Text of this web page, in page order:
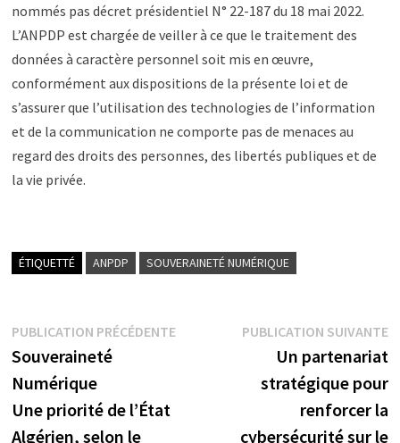
nommés pas décret présidentiel N° 22-187 du 18 mai 2022.
L’ANPDP est chargée de veiller à ce que le traitement des
données à caractère personnel soit mis en œuvre,
conformément aux dispositions de la présente loi et de
s’assurer que l’utilisation des technologies de l’information
et de la communication ne comporte pas de menaces au
regard des droits des personnes, des libertés publiques et de
la vie privée.
ÉTIQUETTÉ ANPDP SOUVERAINETÉ NUMÉRIQUE
Navigation
de
l’article
PUBLICATION PRÉCÉDENTEPublication
Souveraineté
Numérique
Une priorité de l’État
Algérien, selon le
PUBLICATION SUIVANTE
Un partenariat
stratégique pour
renforcer la
cybersécurité sur le